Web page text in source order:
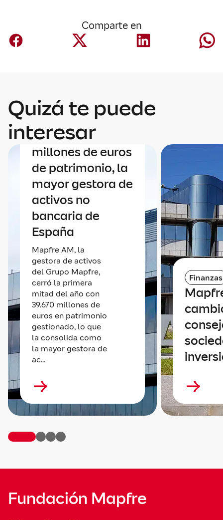
Comparte en
Quizá te puede
interesar
Finanzas
Mapfre AM roza
los 40.000
millones de euros
de patrimonio, la
mayor gestora de
activos no
bancaria de
España
Mapfre AM, la
gestora de activos
del Grupo Mapfre,
cerró la primera
mitad del año con
39.670 millones de
euros en patrimonio
gestionado, lo que
la consolida como
la mayor gestora de
ac...
Finanzas
Fundación Mapfre